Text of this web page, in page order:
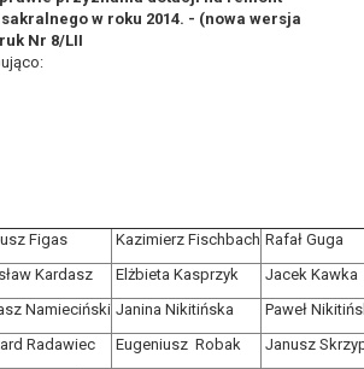
w roku 2014. - (nowa wersja
Nr 8/LII
Figas Kazimierz Fischbach Rafał Guga
Kardasz Elżbieta Kasprzyk
Jacek Kawka
Namieciński Janina Nikitińska
Paweł
Radawiec Eugeniusz Robak
Janusz